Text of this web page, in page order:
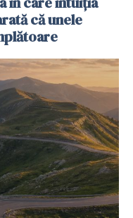
că unele